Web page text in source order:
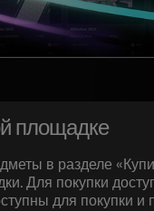
площадке
в разделе
Для покупки
для покупки